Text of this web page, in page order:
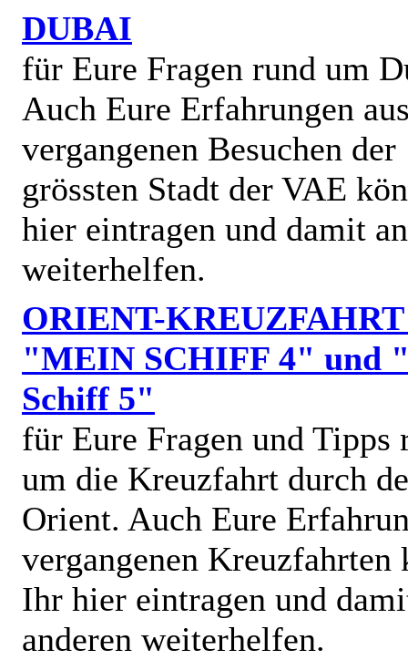
DUBAI
für Eure Fragen rund um
Auch Eure Erfahrungen
vergangenen Besuchen der
grössten Stadt der VAE
hier eintragen und damit
weiterhelfen.
ORIENT-
"MEIN SCHIFF 4" und
Schiff 5"
für Eure Fragen und Tipps
um die Kreuzfahrt durch
Orient. Auch Eure
vergangenen Kreuzfahrten
Ihr hier eintragen und
anderen weiterhelfen.